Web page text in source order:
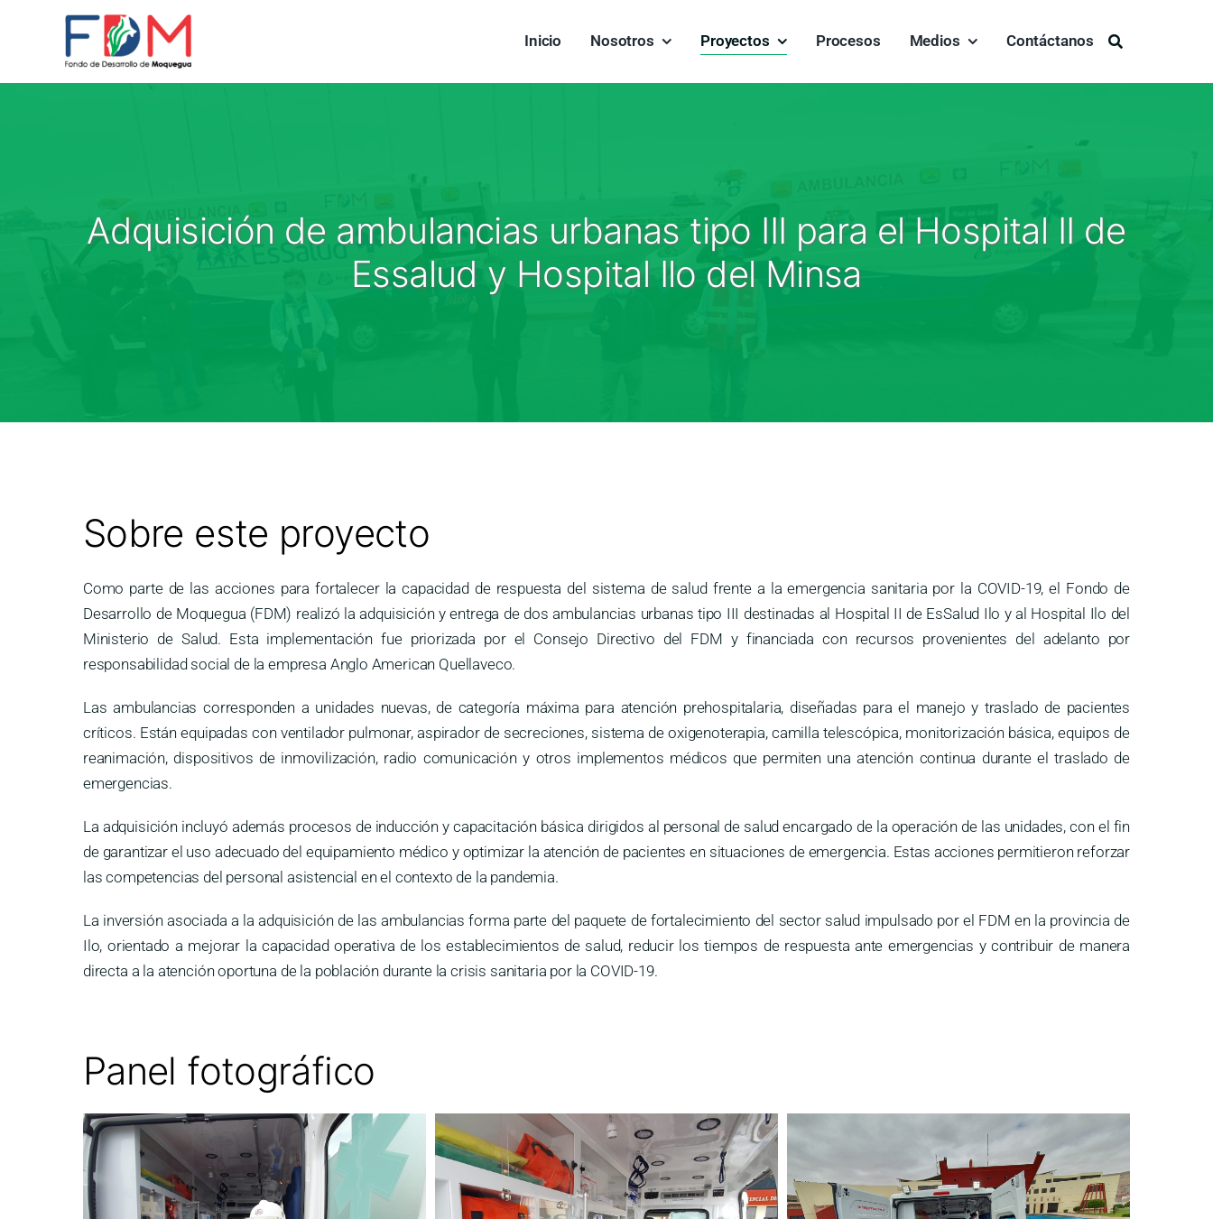
Skip to content
Inicio
Nosotros Proyectos Procesos Medios Contáctanos
Buscar:
Adquisición de ambulancias urbanas tipo III para el Hospital II de
Essalud y Hospital Ilo del Minsa
Sobre este proyecto
Como parte de las acciones para fortalecer la capacidad de respuesta del sistema de salud frente a la emergencia sanitaria por la COVID-19, el Fondo de
Desarrollo de Moquegua (FDM) realizó la adquisición y entrega de dos ambulancias urbanas tipo III destinadas al Hospital II de EsSalud Ilo y al Hospital Ilo del
Ministerio de Salud. Esta implementación fue priorizada por el Consejo Directivo del FDM y financiada con recursos provenientes del adelanto por
responsabilidad social de la empresa Anglo American Quellaveco.
Las ambulancias corresponden a unidades nuevas, de categoría máxima para atención prehospitalaria, diseñadas para el manejo y traslado de pacientes
críticos. Están equipadas con ventilador pulmonar, aspirador de secreciones, sistema de oxigenoterapia, camilla telescópica, monitorización básica, equipos de
reanimación, dispositivos de inmovilización, radio comunicación y otros implementos médicos que permiten una atención continua durante el traslado de
emergencias.
La adquisición incluyó además procesos de inducción y capacitación básica dirigidos al personal de salud encargado de la operación de las unidades, con el fin
de garantizar el uso adecuado del equipamiento médico y optimizar la atención de pacientes en situaciones de emergencia. Estas acciones permitieron reforzar
las competencias del personal asistencial en el contexto de la pandemia.
La inversión asociada a la adquisición de las ambulancias forma parte del paquete de fortalecimiento del sector salud impulsado por el FDM en la provincia de
Ilo, orientado a mejorar la capacidad operativa de los establecimientos de salud, reducir los tiempos de respuesta ante emergencias y contribuir de manera
directa a la atención oportuna de la población durante la crisis sanitaria por la COVID-19.
Panel fotográfico